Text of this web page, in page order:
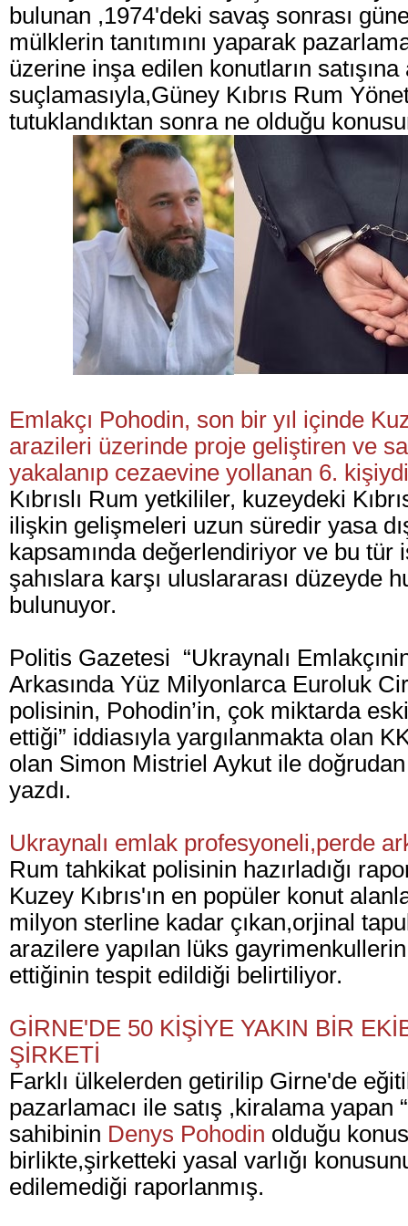
bulunan ,1974'deki savaş sonrası
mülklerin tanıtımını yaparak
üzerine inşa edilen konutların satışına
suçlamasıyla,Güney Kıbrıs Rum
tutuklandıktan sonra ne olduğu
Emlakçı Pohodin, son bir yıl içinde
arazileri üzerinde proje geliştiren ve
yakalanıp cezaevine yollanan 6.
Kıbrıslı Rum yetkililer, kuzeydeki
ilişkin gelişmeleri uzun süredir yasa
kapsamında değerlendiriyor ve bu tür
şahıslara karşı uluslararası düzeyde
bulunuyor.
Politis Gazetesi “Ukraynalı
Arkasında Yüz Milyonlarca Euroluk
polisinin, Pohodin’in, çok miktarda
ettiği” iddiasıyla yargılanmakta olan
olan Simon Mistriel Aykut ile doğrudan
yazdı.
Ukraynalı emlak profesyoneli,perde
Rum tahkikat polisinin hazırladığı
Kuzey Kıbrıs'ın en popüler konut
milyon sterline kadar çıkan,orjinal
arazilere yapılan lüks gayrimenkullerin
ettiğinin tespit edildiği belirtiliyor.
GİRNE'DE 50 KİŞİYE YAKIN BİR
ŞİRKETİ
Farklı ülkelerden getirilip Girne'de
pazarlamacı ile satış ,kiralama yapan
sahibinin Denys Pohodin olduğu
birlikte,şirketteki yasal varlığı
edilemediği raporlanmış.